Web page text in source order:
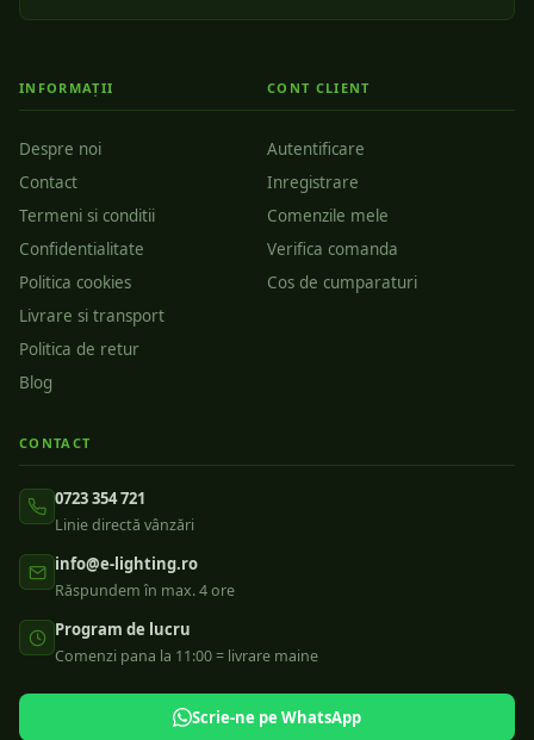
INFORMAȚII
Despre noi
Contact
Termeni si conditii
Confidentialitate
Politica cookies
Livrare si transport
Politica de retur
Blog
CONT CLIENT
Autentificare
Inregistrare
Comenzile mele
Verifica comanda
Cos de cumparaturi
CONTACT
0723 354 721
Linie directă vânzări
info@e-lighting.ro
Răspundem în max. 4 ore
Program de lucru
Comenzi pana la 11:00 = livrare maine
Scrie-ne pe WhatsApp